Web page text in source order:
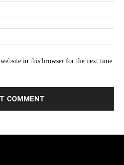
in this browser for the next time